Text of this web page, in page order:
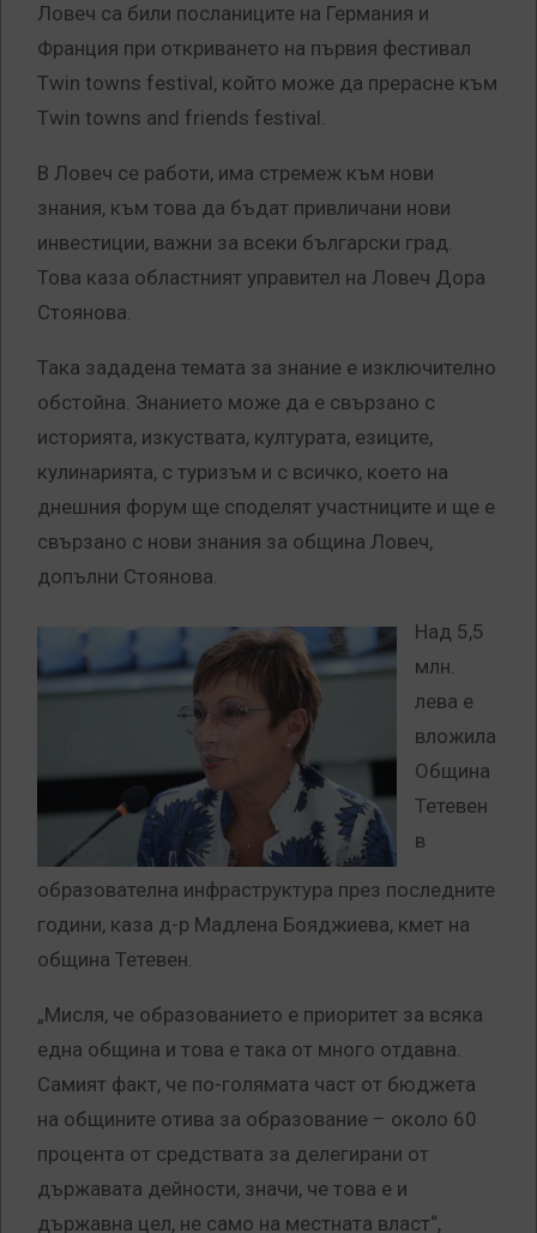
Ловеч са били посланиците на Германия и
Франция при откриването на първия фестивал
Twin towns festival, който може да прерасне към
Twin towns and friends festival.
В Ловеч се работи, има стремеж към нови
знания, към това да бъдат привличани нови
инвестиции, важни за всеки български град.
Това каза областният управител на Ловеч Дора
Стоянова.
Така зададена темата за знание е изключително
обстойна. Знанието може да е свързано с
историята, изкуствата, културата, езиците,
кулинарията, с туризъм и с всичко, което на
днешния форум ще споделят участниците и ще е
свързано с нови знания за община Ловеч,
допълни Стоянова.
Над 5,5
млн.
лева е
вложила
Община
Тетевен
в
образователна инфраструктура през последните
години, каза д-р Мадлена Бояджиева, кмет на
община Тетевен.
„Мисля, че образованието е приоритет за всяка
една община и това е така от много отдавна.
Самият факт, че по-голямата част от бюджета
на общините отива за образование – около 60
процента от средствата за делегирани от
държавата дейности, значи, че това е и
държавна цел, не само на местната власт“,